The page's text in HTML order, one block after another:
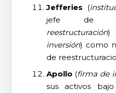
Jefferies (
jefe de
reestructuración)
inversión) como
de
Apollo (firma de
sus activos